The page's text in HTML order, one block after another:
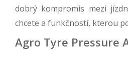
dobrý kompromis mezi
chcete a funkčností, kterou
Agro Tyre Pressure